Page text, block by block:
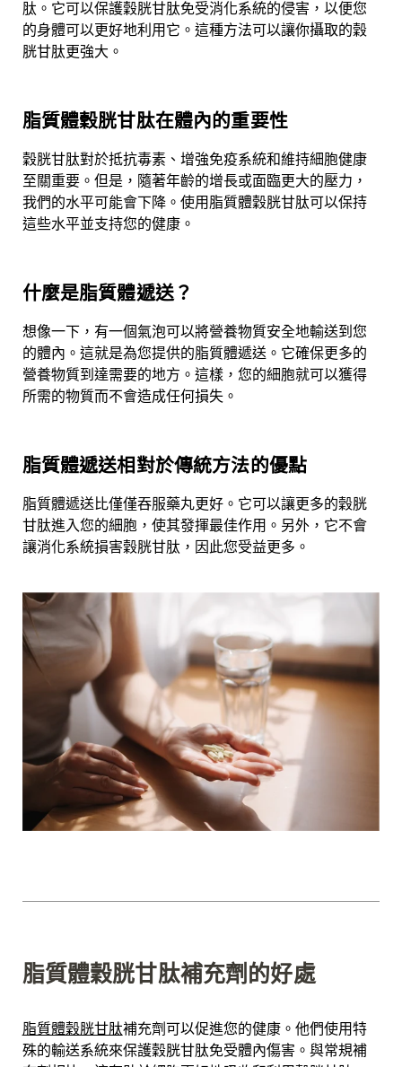
肽。它可以保護穀胱甘肽免受消化系統的侵害，以便您
的身體可以更好地利用它。這種方法可以讓你攝取的穀
胱甘肽更強大。
脂質體穀胱甘肽在體內的重要性
穀胱甘肽對於抵抗毒素、增強免疫系統和維持細胞健康
至關重要。但是，隨著年齡的增長或面臨更大的壓力，
我們的水平可能會下降。使用 脂質體穀胱甘肽可以保持
這些水平並支持您的健康。
什麼是脂質體遞送？
想像一下，有一個氣泡可以將營養物質安全地輸送到您
的體內。這就是為您提供的脂質體遞送。它確保更多的
營養物質到達需要的地方。這樣，您的細胞就可以獲得
所需的物質而不會造成任何損失。
脂質體遞送相對於傳統方法的優點
脂質體遞送比僅僅吞服藥丸更好。它可以讓更多的穀胱
甘肽進入您的細胞，使其發揮最佳作用。另外，它不會
讓消化系統損害穀胱甘肽，因此您受益更多。
脂質體穀胱甘肽補充劑的好處
脂質體穀胱甘肽補充劑可以促進您的健康。他們使用特
殊的輸送系統來保護穀胱甘肽免受體內傷害。與常規補